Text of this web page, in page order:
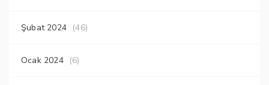
Şubat 2024 (46)
Ocak 2024 (6)